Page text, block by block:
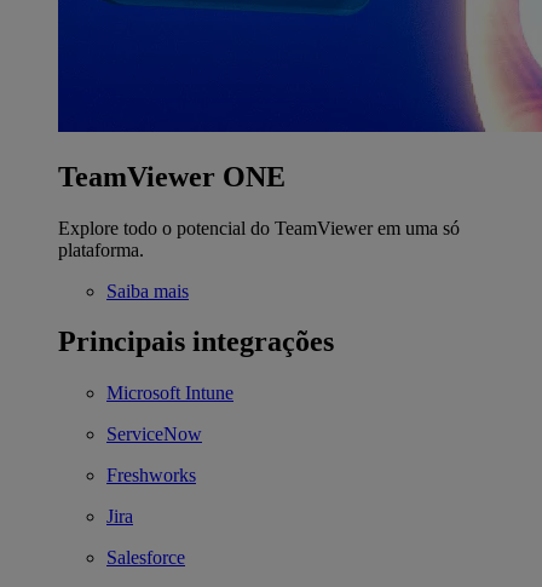
TeamViewer ONE
Explore todo o potencial do TeamViewer em uma só
plataforma.
Saiba mais
Principais integrações
Microsoft Intune
ServiceNow
Freshworks
Jira
Salesforce